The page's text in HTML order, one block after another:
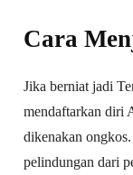
Cara
Jika berniat jadi
mendaftarkan diri
dikenakan
pelindungan dari